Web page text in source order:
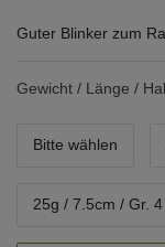
Guter Blinker zum
Gewicht / Länge /
Bitte wählen
25g / 7.5cm / Gr. 4